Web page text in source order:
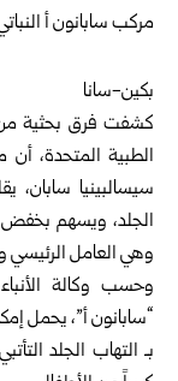
بكين-سانا
كشفت فرق بحثية من
الطبية المتحدة،
سيسالبينيا
الجلد، ويسهم بخفض
وهي العامل الرئيسي
“سابانون أ”، يحمل
بـ التهاب الجلد